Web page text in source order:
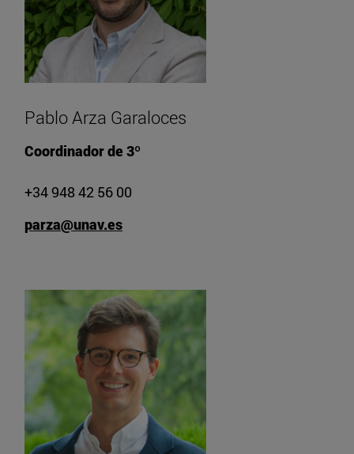
Pablo Arza Garaloces
Coordinador de 3º
+34 948 42 56 00
parza@unav.es